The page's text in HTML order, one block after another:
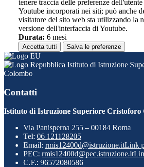
tenere traccia delle preferenze
Youtube incorporati nei siti; può anche
visitatore del sito web sta utilizzando la
versione dell'interfaccia di Youtube.
Durata: 6 mesi
Accetta tutti Salva le preferenze
Istituto di Istruzione
Colombo
Contatti
Istituto di Istruzione Superiore Cristoforo
Via Panisperna 255 – 00184 Roma
Tel: 06 121128205
Email: rmis12400d@istruzione.itLink
PEC: rmis12400d@pec.istruzione.it
C.F.: 96572080586